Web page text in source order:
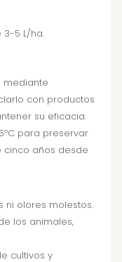
3-5 L/ha.
mediante
con productos
su eficacia.
para preservar
cinco años desde
ni olores molestos.
los animales,
cultivos y